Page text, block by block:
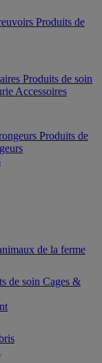
Produits de
Produits de soin
Accessoires
Produits de
de la ferme
de soin Cages &